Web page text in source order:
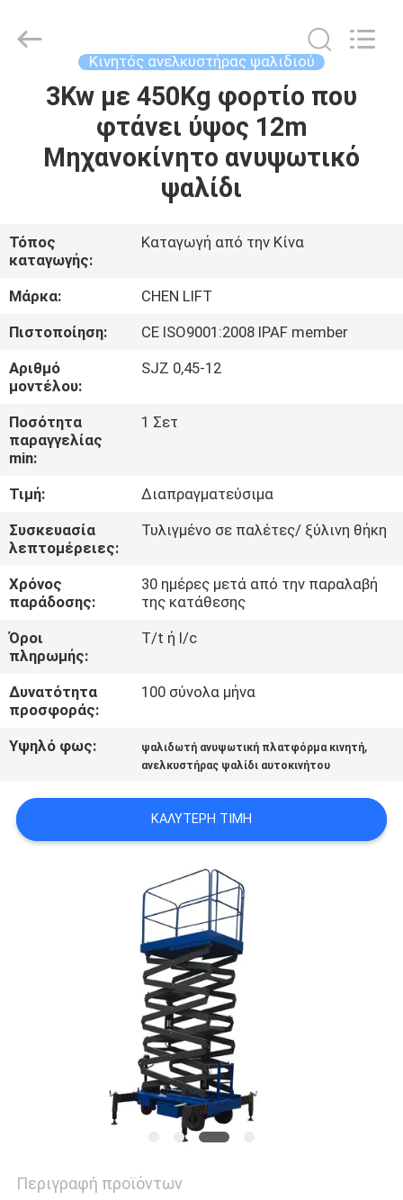
ΣΠΊΤΙ
ΠΡΟΪΌΝΤΑ
ΜΕ
ΕΜΆΣ
ΕΠΙΣΚΈΨΕΙΣ
ΣΤΟ
ΕΡΓΟΣΤΆΣΙΟ
ΈΛΕΓΧΟΣ
ΠΟΙΌΤΗΤΑΣ
ΕΠΙΚΟΙΝΩΝΉΣΤΕ
ΜΑΖΊ
ΜΑΣ
ΕΙΔΉΣΕΙΣ
ΖΗΤΉΣΤΕ
ΜΙΑ
SITEMAP
ΑΠΟΡΡΉΤΟΥ
Κινητός ανελκυστήρας ψαλιδιού
3Kw με 450Kg φορτίο που
φτάνει ύψος 12m
Μηχανοκίνητο ανυψωτικό
ψαλίδι
Τόπος
καταγωγής:
Καταγωγή από την Κίνα
Μάρκα:
CHEN LIFT
Πιστοποίηση:
CE ISO9001:2008 IPAF member
Αριθμό
μοντέλου:
SJZ 0,45-12
Ποσότητα
παραγγελίας
min:
1 Σετ
Τιμή:
Διαπραγματεύσιμα
Συσκευασία
λεπτομέρειες:
Τυλιγμένο σε παλέτες/ ξύλινη θήκη
Χρόνος
παράδοσης:
30 ημέρες μετά από την παραλαβή
της κατάθεσης
Όροι
πληρωμής:
T/t ή l/c
Δυνατότητα
προσφοράς:
100 σύνολα μήνα
Υψηλό φως: ψαλιδωτή ανυψωτική πλατφόρμα κινητή,
ανελκυστήρας ψαλίδι αυτοκινήτου
ΚΑΛΎΤΕΡΗ ΤΙΜΉ
Περιγραφή προϊόντων